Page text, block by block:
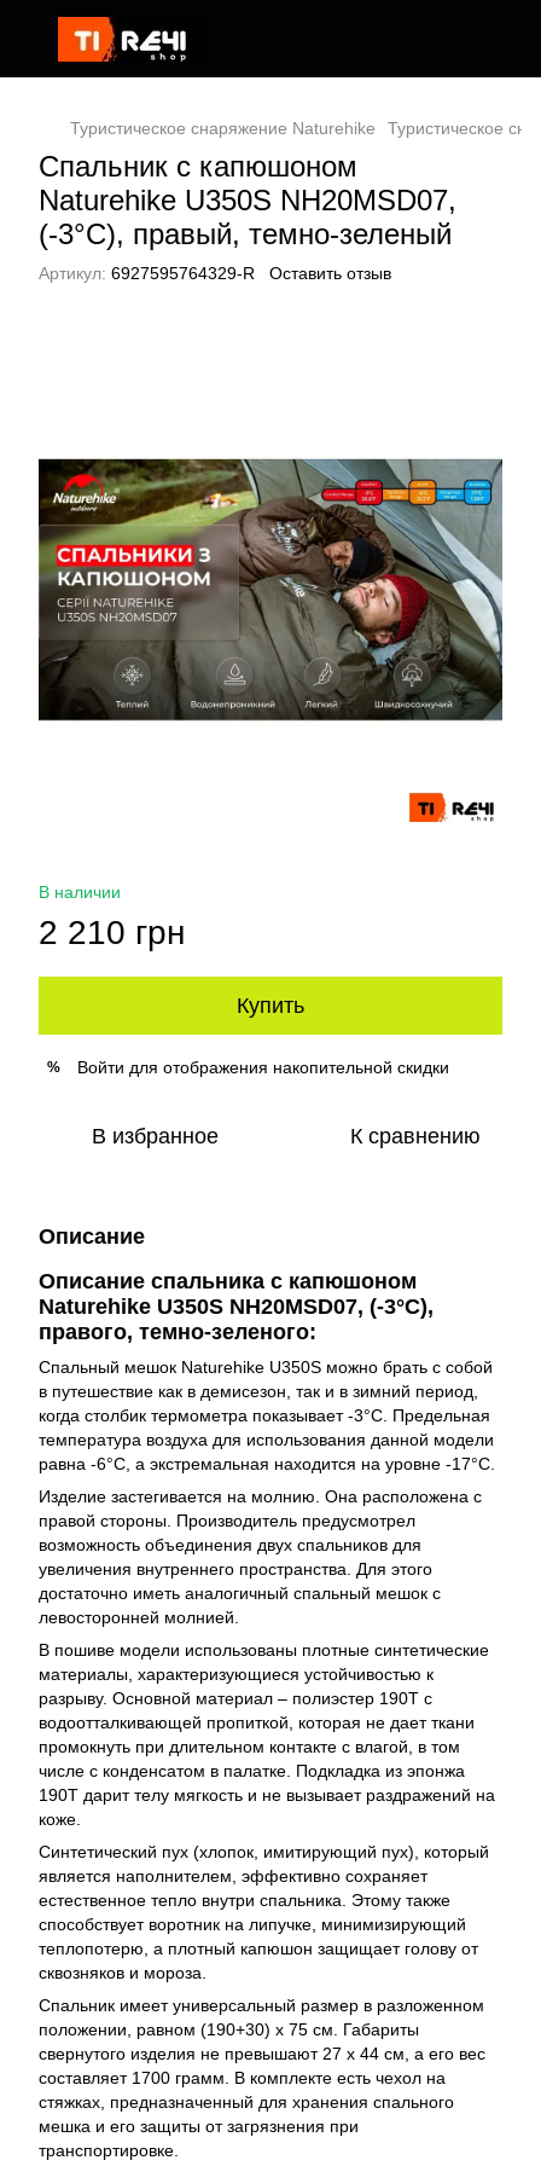
Туристическое снаряжение Naturehike Туристическое
Спальник с капюшоном
Naturehike U350S NH20MSD07,
(-3°C), правый, темно-зеленый
Артикул: 6927595764329-R Оставить отзыв
В наличии
2 210 грн
Купить
% Войти для отображения накопительной скидки
В избранное К сравнению
Описание
Описание спальника с капюшоном
Naturehike U350S NH20MSD07, (-3°C),
правого, темно-зеленого:
Спальный мешок Naturehike U350S можно брать с собой
в путешествие как в демисезон, так и в зимний период,
когда столбик термометра показывает -3°C. Предельная
температура воздуха для использования данной модели
равна -6°C, а экстремальная находится на уровне -17°C.
Изделие застегивается на молнию. Она расположена с
правой стороны. Производитель предусмотрел
возможность объединения двух спальников для
увеличения внутреннего пространства. Для этого
достаточно иметь аналогичный спальный мешок с
левосторонней молнией.
В пошиве модели использованы плотные синтетические
материалы, характеризующиеся устойчивостью к
разрыву. Основной материал – полиэстер 190Т с
водоотталкивающей пропиткой, которая не дает ткани
промокнуть при длительном контакте с влагой, в том
числе с конденсатом в палатке. Подкладка из эпонжа
190Т дарит телу мягкость и не вызывает раздражений на
коже.
Синтетический пух (хлопок, имитирующий пух), который
является наполнителем, эффективно сохраняет
естественное тепло внутри спальника. Этому также
способствует воротник на липучке, минимизирующий
теплопотерю, а плотный капюшон защищает голову от
сквозняков и мороза.
Спальник имеет универсальный размер в разложенном
положении, равном (190+30) х 75 см. Габариты
свернутого изделия не превышают 27 х 44 см, а его вес
составляет 1700 грамм. В комплекте есть чехол на
стяжках, предназначенный для хранения спального
мешка и его защиты от загрязнения при
транспортировке.